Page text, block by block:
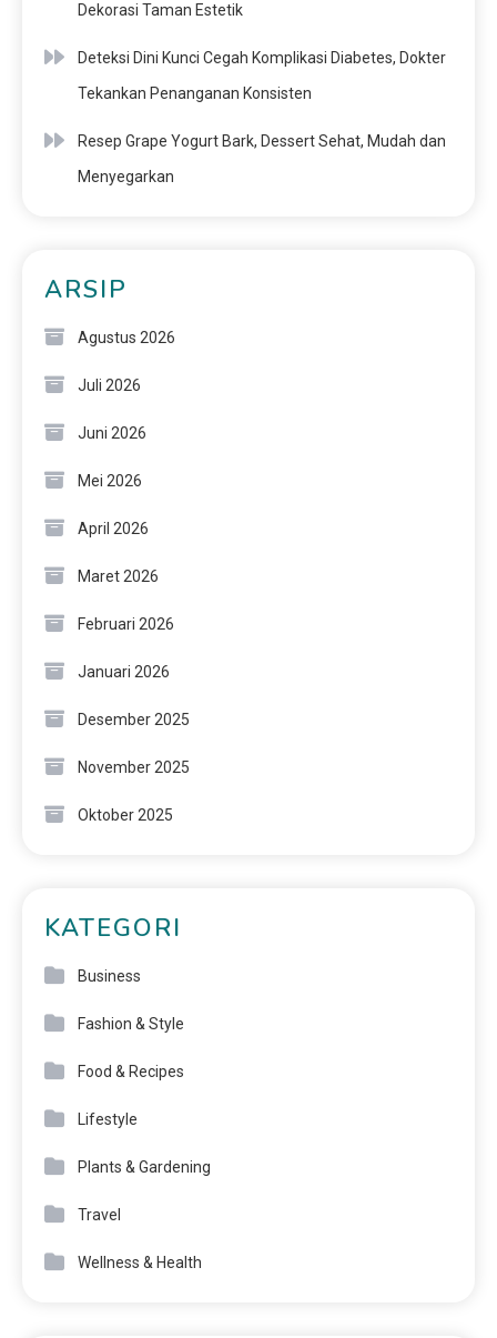
Dekorasi Taman Estetik
Deteksi Dini Kunci Cegah Komplikasi Diabetes, Dokter
Tekankan Penanganan Konsisten
Resep Grape Yogurt Bark, Dessert Sehat, Mudah dan
Menyegarkan
ARSIP
Agustus 2026
Juli 2026
Juni 2026
Mei 2026
April 2026
Maret 2026
Februari 2026
Januari 2026
Desember 2025
November 2025
Oktober 2025
KATEGORI
Business
Fashion & Style
Food & Recipes
Lifestyle
Plants & Gardening
Travel
Wellness & Health